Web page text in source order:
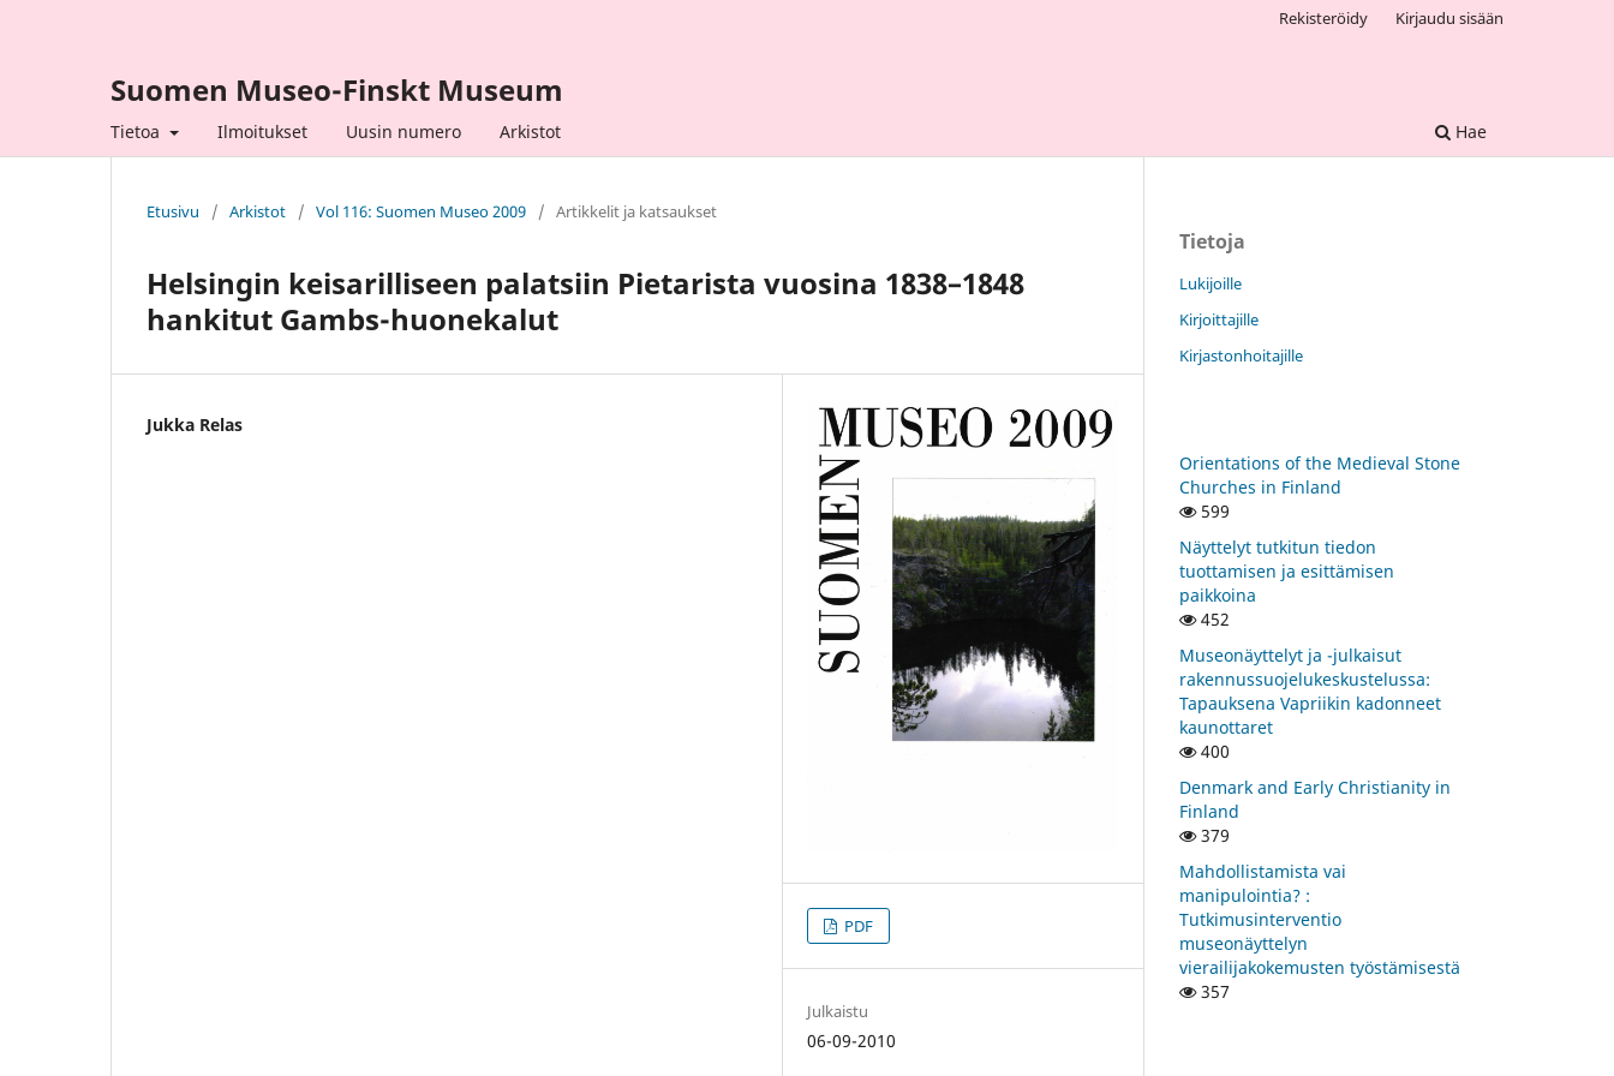
Suomen Museo-Finskt Museum
Tietoa Ilmoitukset Uusin numero Arkistot Hae
Rekisteröidy Kirjaudu sisään
Etusivu / Arkistot / Vol 116: Suomen Museo 2009 / Artikkelit ja katsaukset
Helsingin keisarilliseen palatsiin Pietarista vuosina 1838–1848
hankitut Gambs-huonekalut
Jukka Relas
PDF
Julkaistu
06-09-2010
Tietoja
Lukijoille
Kirjoittajille
Kirjastonhoitajille
Orientations of the Medieval Stone
Churches in Finland
599
Näyttelyt tutkitun tiedon
tuottamisen ja esittämisen
paikkoina
452
Museonäyttelyt ja -julkaisut
rakennussuojelukeskustelussa:
Tapauksena Vapriikin kadonneet
kaunottaret
400
Denmark and Early Christianity in
Finland
379
Mahdollistamista vai
manipulointia? :
Tutkimusinterventio
museonäyttelyn
vierailijakokemusten työstämisestä
357